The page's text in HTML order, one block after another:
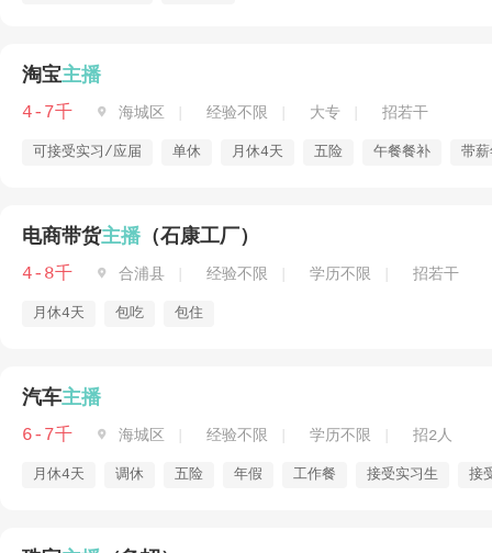
淘宝主播
4-7千  海城区 经验不限 大专 招若干
可接受实习/应届 单休 月休4天 五险 午餐餐补 带
电商带货主播 （石康工厂）
4-8千  合浦县 经验不限 学历不限 招若干
月休4天 包吃 包住
汽车主播
6-7千  海城区 经验不限 学历不限 招2人
月休4天 调休 五险 年假 工作餐 接受实习生 接